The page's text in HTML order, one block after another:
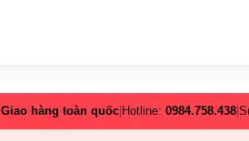
Giao hàng toàn quốc|Hotline: 0984.758.438|